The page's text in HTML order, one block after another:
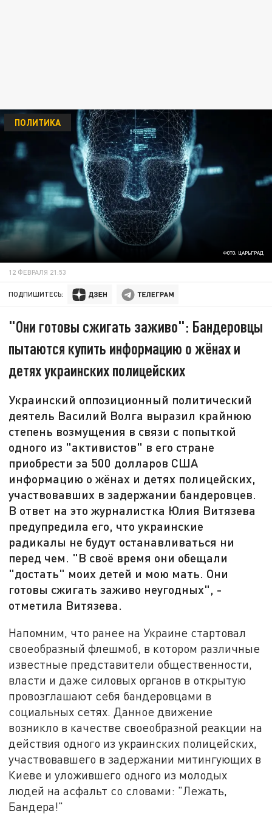
ФОТО: ЦАРЬГРАД
ПОЛИТИКА
12 ФЕВРАЛЯ 21:53
ПОДПИШИТЕСЬ:
"Они готовы сжигать заживо": Бандеровцы
пытаются купить информацию о жёнах и
детях украинских полицейских
Украинский оппозиционный политический
деятель Василий Волга выразил крайнюю
степень возмущения в связи с попыткой
одного из "активистов" в его стране
приобрести за 500 долларов США
информацию о жёнах и детях полицейских,
участвовавших в задержании бандеровцев.
В ответ на это журналистка Юлия Витязева
предупредила его, что украинские
радикалы не будут останавливаться ни
перед чем. "В своё время они обещали
"достать" моих детей и мою мать. Они
готовы сжигать заживо неугодных", -
отметила Витязева.
Напомним, что ранее на Украине стартовал
своеобразный флешмоб, в котором различные
известные представители общественности,
власти и даже силовых органов в открытую
провозглашают себя бандеровцами в
социальных сетях. Данное движение
возникло в качестве своеобразной реакции на
действия одного из украинских полицейских,
участвовавшего в задержании митингующих в
Киеве и уложившего одного из молодых
людей на асфальт со словами: "Лежать,
Бандера!"